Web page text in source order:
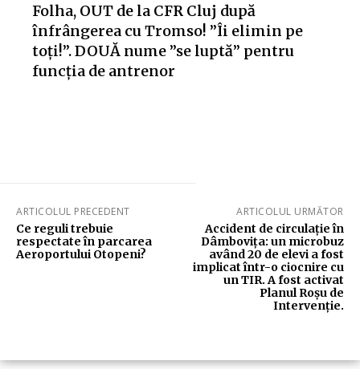
Folha, OUT de la CFR Cluj după
înfrângerea cu Tromso! ”Îi elimin pe
toți!”. DOUĂ nume ”se luptă” pentru
funcția de antrenor
ARTICOLUL PRECEDENT
Ce reguli trebuie
respectate în parcarea
Aeroportului Otopeni?
ARTICOLUL URMĂTOR
Accident de circulație în
Dâmbovița: un microbuz
având 20 de elevi a fost
implicat într-o ciocnire cu
un TIR. A fost activat
Planul Roșu de
Intervenție.